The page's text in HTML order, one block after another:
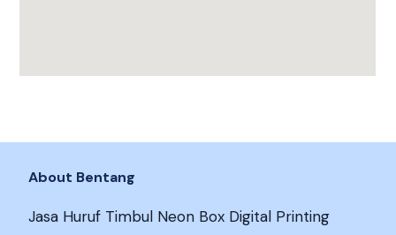
About Bentang
Jasa Huruf Timbul Neon Box Digital Printing